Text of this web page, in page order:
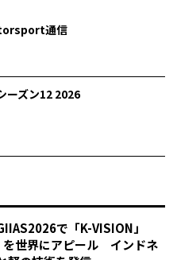
通信
ーズン12 2026
で「K-VISION」
を世界にアピール インドネ